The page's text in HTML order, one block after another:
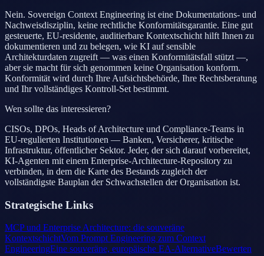
Nein. Sovereign Context Engineering ist eine Dokumentations- und
Nachweisdisziplin, keine rechtliche Konformitätsgarantie. Eine gut
gesteuerte, EU-residente, auditierbare Kontextschicht hilft Ihnen zu
dokumentieren und zu belegen, wie KI auf sensible
Architekturdaten zugreift — was einen Konformitätsfall stützt —,
aber sie macht für sich genommen keine Organisation konform.
Konformität wird durch Ihre Aufsichtsbehörde, Ihre Rechtsberatung
und Ihr vollständiges Kontroll-Set bestimmt.
Wen sollte das interessieren?
CISOs, DPOs, Heads of Architecture und Compliance-Teams in
EU-regulierten Institutionen — Banken, Versicherer, kritische
Infrastruktur, öffentlicher Sektor. Jeder, der sich darauf vorbereitet,
KI-Agenten mit einem Enterprise-Architecture-Repository zu
verbinden, in dem die Karte des Bestands zugleich der
vollständigste Bauplan der Schwachstellen der Organisation ist.
Strategische Links
MCP und Enterprise Architecture: die souveräne
KontextschichtVom Prompt Engineering zum Context
EngineeringEine souveräne, europäische EA-AlternativeBewerten